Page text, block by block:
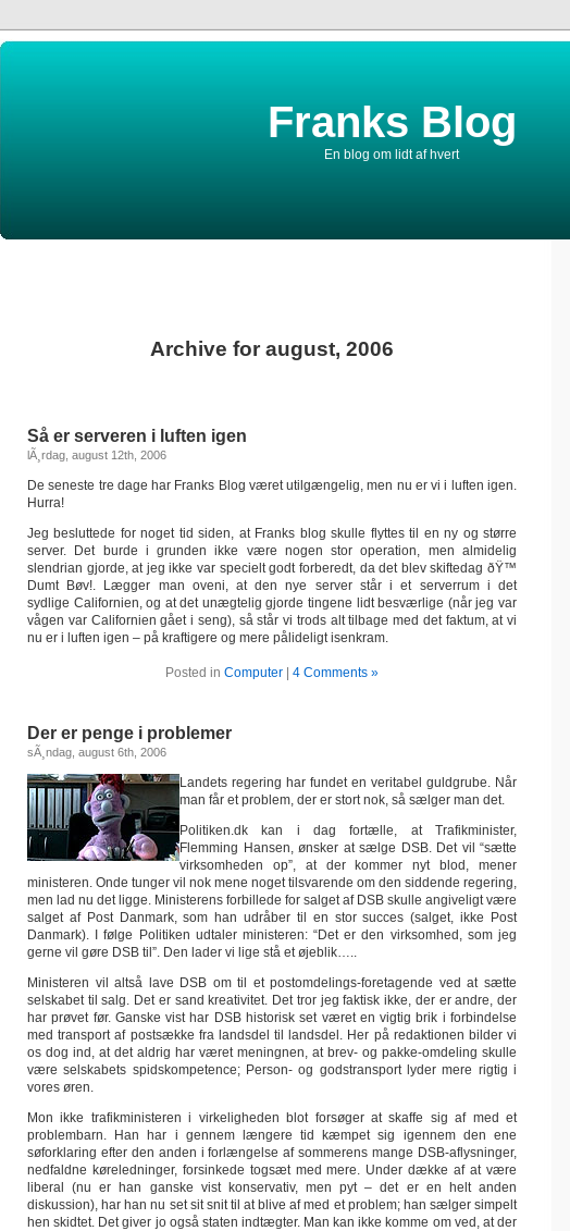
Franks Blog
En blog om lidt af hvert
Archive for august, 2006
Så er serveren i luften igen
lÃ¸rdag, august 12th, 2006
De seneste tre dage har Franks Blog været utilgængelig, men nu er vi i luften igen.
Hurra!
Jeg besluttede for noget tid siden, at Franks blog skulle flyttes til en ny og større
server. Det burde i grunden ikke være nogen stor operation, men almidelig
slendrian gjorde, at jeg ikke var specielt godt forberedt, da det blev skiftedag ðŸ™
Dumt Bøv!. Lægger man oveni, at den nye server står i et serverrum i det
sydlige Californien, og at det unægtelig gjorde tingene lidt besværlige (når jeg var
vågen var Californien gået i seng), så står vi trods alt tilbage med det faktum, at vi
nu er i luften igen – på kraftigere og mere pålideligt isenkram.
Posted in Computer 4 Comments »
Der er penge i problemer
sÃ¸ndag, august 6th, 2006
Landets regering har fundet en veritabel guldgrube. Når
man får et problem, der er stort nok, så sælger man det.
Politiken.dk kan i dag fortælle, at Trafikminister,
Flemming Hansen, ønsker at sælge DSB. Det vil “sætte
virksomheden op”, at der kommer nyt blod, mener
ministeren. Onde tunger vil nok mene noget tilsvarende om den siddende regering,
men lad nu det ligge. Ministerens forbillede for salget af DSB skulle angiveligt være
salget af Post Danmark, som han udråber til en stor succes (salget, ikke Post
Danmark). I følge Politiken udtaler ministeren: “Det er den virksomhed, som jeg
gerne vil gøre DSB til”. Den lader vi lige stå et øjeblik…..
Ministeren vil altså lave DSB om til et postomdelings-foretagende ved at sætte
selskabet til salg. Det er sand kreativitet. Det tror jeg faktisk ikke, der er andre, der
har prøvet før. Ganske vist har DSB historisk set været en vigtig brik i forbindelse
med transport af postsække fra landsdel til landsdel. Her på redaktionen bilder vi
os dog ind, at det aldrig har været meningnen, at brev- og pakke-omdeling skulle
være selskabets spidskompetence; Person- og godstransport lyder mere rigtig i
vores øren.
Mon ikke trafikministeren i virkeligheden blot forsøger at skaffe sig af med et
problembarn. Han har i gennem længere tid kæmpet sig igennem den ene
søforklaring efter den anden i forlængelse af sommerens mange DSB-aflysninger,
nedfaldne køreledninger, forsinkede togsæt med mere. Under dække af at være
liberal (nu er han ganske vist konservativ, men pyt – det er en helt anden
diskussion), har han nu set sit snit til at blive af med et problem; han sælger simpelt
hen skidtet. Det giver jo også staten indtægter. Man kan ikke komme om ved, at der